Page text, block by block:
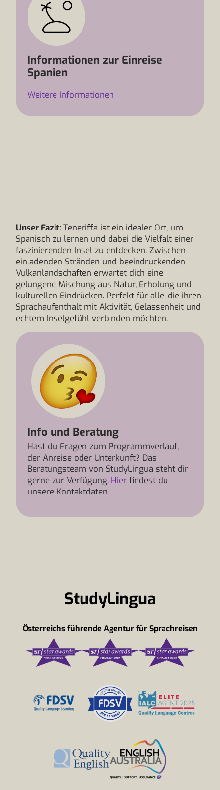
Informationen zur Einreise
Spanien
Weitere Informationen
Unser Fazit: Teneriffa ist ein idealer Ort, um
Spanisch zu lernen und dabei die Vielfalt einer
faszinierenden Insel zu entdecken. Zwischen
einladenden Stränden und beeindruckenden
Vulkanlandschaften erwartet dich eine
gelungene Mischung aus Natur, Erholung und
kulturellen Eindrücken. Perfekt für alle, die ihren
Sprachaufenthalt mit Aktivität, Gelassenheit und
echtem Inselgefühl verbinden möchten.
Info und Beratung
Hast du Fragen zum Programmverlauf,
der Anreise oder Unterkunft? Das
Beratungsteam von StudyLingua steht dir
gerne zur Verfügung. Hier findest du
unsere Kontaktdaten.
StudyLingua
Österreichs führende Agentur für Sprachreisen